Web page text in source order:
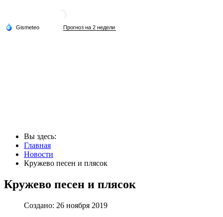
Вы здесь:
Главная
Новости
Кружево песен и плясок
Кружево песен и плясок
Создано: 26 ноября 2019